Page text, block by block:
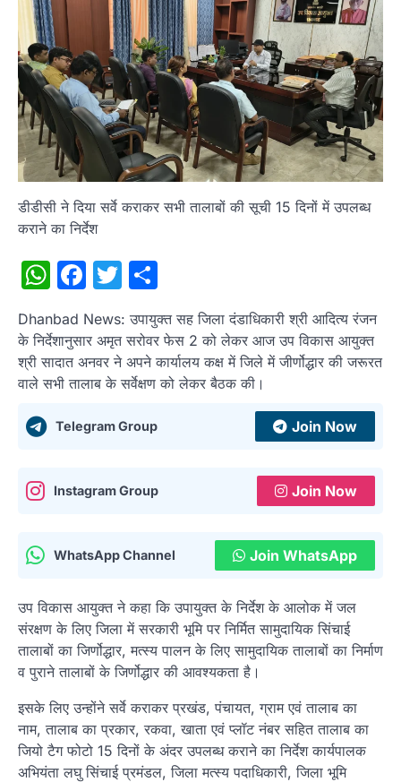
डीडीसी ने दिया सर्वे कराकर सभी तालाबों की सूची 15 दिनों में उपलब्ध
कराने का निर्देश
WhatsApp
Facebook
Twitter
Dhanbad News: उपायुक्त सह जिला दंडाधिकारी श्री आदित्य रंजन
के निर्देशानुसार अमृत सरोवर फेस 2 को लेकर आज उप विकास आयुक्त
श्री सादात अनवर ने अपने कार्यालय कक्ष में जिले में जीर्णोद्धार की जरूरत
वाले सभी तालाब के सर्वेक्षण को लेकर बैठक की।
Telegram Group Join Now
Instagram Group Join Now
WhatsApp Channel Join WhatsApp
उप विकास आयुक्त ने कहा कि उपायुक्त के निर्देश के आलोक में जल
संरक्षण के लिए जिला में सरकारी भूमि पर निर्मित सामुदायिक सिंचाई
तालाबों का जिर्णोद्धार, मत्स्य पालन के लिए सामुदायिक तालाबों का निर्माण
व पुराने तालाबों के जिर्णोद्धार की आवश्यकता है।
इसके लिए उन्होंने सर्वे कराकर प्रखंड, पंचायत, ग्राम एवं तालाब का
नाम, तालाब का प्रकार, रकवा, खाता एवं प्लॉट नंबर सहित तालाब का
जियो टैग फोटो 15 दिनों के अंदर उपलब्ध कराने का निर्देश कार्यपालक
अभियंता लघु सिंचाई प्रमंडल, जिला मत्स्य पदाधिकारी, जिला भूमि